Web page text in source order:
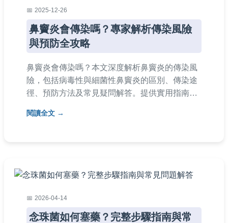
2025-12-26
鼻竇炎會傳染嗎？專家解析傳染風險
與預防全攻略
鼻竇炎會傳染嗎？本文深度解析鼻竇炎的傳染風
險，包括病毒性與細菌性鼻竇炎的區別、傳染途
徑、預防方法及常見疑問解答。提供實用指南，
基於醫學知識，適合台灣讀者參考。
閱讀全文
2026-04-14
念珠菌如何塞藥？完整步驟指南與常